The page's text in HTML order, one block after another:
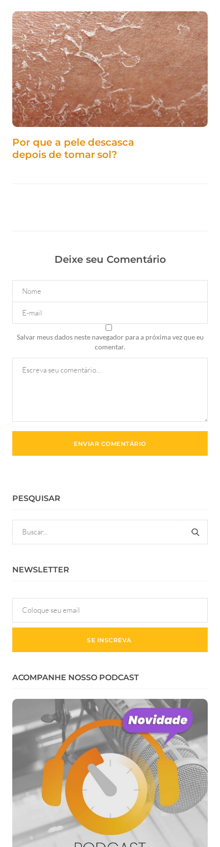
Por que a pele descasca
depois de tomar sol?
Deixe seu Comentário
Salvar meus dados neste navegador para a próxima vez que eu
comentar.
PESQUISAR
NEWSLETTER
ACOMPANHE NOSSO PODCAST